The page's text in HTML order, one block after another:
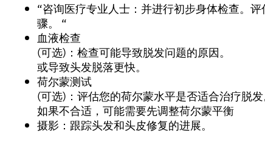
“咨询医疗专业人士：并进行初步身体检查。
骤。 “
血液检查
(可选)：检查可能导致脱发问题的原因。
或导致头发脱落更快。
荷尔蒙测试
(可选)：评估您的荷尔蒙水平是否适合治疗脱发
如果不合适，可能需要先调整荷尔蒙平衡
摄影：跟踪头发和头皮修复的进展。